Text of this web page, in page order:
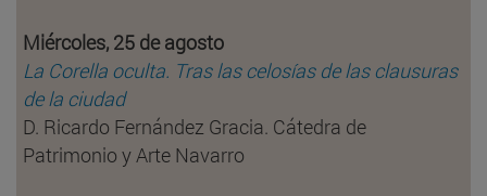
Miércoles, 25 de agosto
La Corella oculta. Tras las celosías de las clausuras
de la ciudad
D. Ricardo Fernández Gracia. Cátedra de
Patrimonio y Arte Navarro